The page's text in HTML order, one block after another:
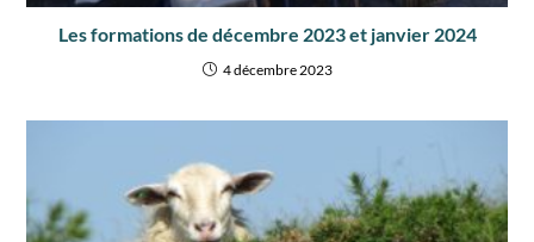
Les formations de décembre 2023 et janvier 2024
4 décembre 2023